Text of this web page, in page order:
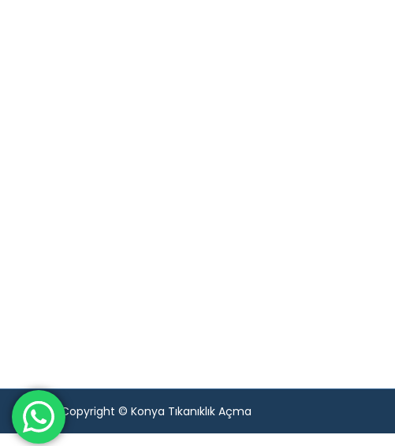
Copyright © Konya Tıkanıklık Açma